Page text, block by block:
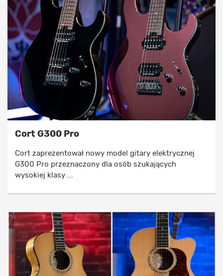
Cort G300 Pro
Cort zaprezentował nowy model gitary elektrycznej
G300 Pro przeznaczony dla osób szukających
wysokiej klasy ...